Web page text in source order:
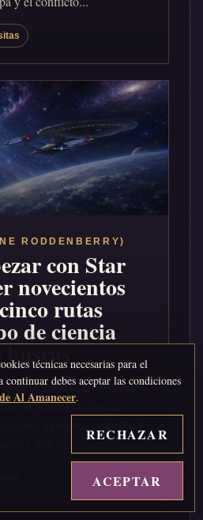
RODDENBERRY)
con Star
novecientos
rutas
de ciencia
sustituye la cronología
exploración clásica,
técnicas necesarias para el
debes aceptar las condiciones
Al Amanecer.
RECHAZAR
ACEPTAR